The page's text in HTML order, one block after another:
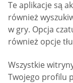
Te aplikacje są
również
w gry. Opcja
również opcje
Wszystkie
Twojego profilu